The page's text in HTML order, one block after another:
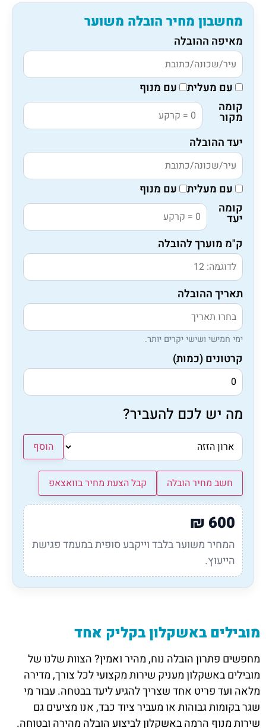
מחשבון מחיר הובלה משוער
מאיפה ההובלה
עם מעלית
עם מנוף
קומה
מקור
יעד ההובלה
עם מעלית
עם מנוף
קומה
יעד
ק"מ מוערך להובלה
תאריך ההובלה
ימי חמישי ושישי יקרים יותר.
קרטונים (כמות)
מה יש לכם להעביר?
הוסף
חשב מחיר הובלה קבל הצעת מחיר בוואצאפ
600
₪
המחיר משוער בלבד וייקבע סופית במעמד פגישת
הייעוץ.
מובילים באשקלון בקליק אחד
מחפשים פתרון הובלה נוח, מהיר ואמין? הצוות שלנו של
מובילים באשקלון מעניק שירות מקצועי לכל צורך, מדירה
מלאה ועד פריט אחד שצריך להגיע ליעד בבטחה. עבור מי
שגר בקומות גבוהות או מעביר ציוד כבד, אנו מציעים גם
שירות מנוף הרמה באשקלון לביצוע הובלה מהירה ובטוחה.